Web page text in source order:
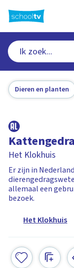
naar
hoofdinhoud
Dieren en planten
Het Klokhuis
Er zijn in
allemaal een
bezoek.
Het Klokhuis